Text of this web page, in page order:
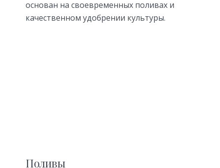
основан на своевременных поливах и
качественном удобрении культуры.
Поливы